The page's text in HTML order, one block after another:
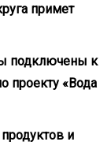
примет
подключены к
проекту «Вода
и